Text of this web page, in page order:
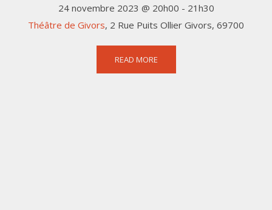
24 novembre 2023 @ 20h00 - 21h30
Théâtre de Givors, 2 Rue Puits Ollier Givors, 69700
READ MORE